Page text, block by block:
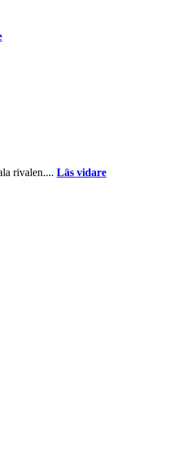
rivalen.... Läs vidare